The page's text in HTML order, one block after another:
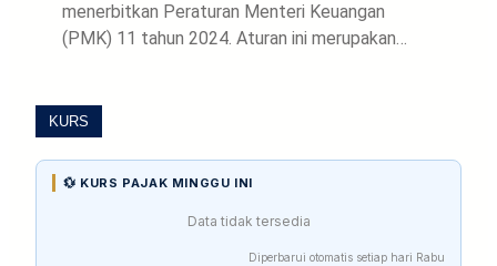
menerbitkan Peraturan Menteri Keuangan
(PMK) 11 tahun 2024. Aturan ini merupakan…
KURS
💱 KURS PAJAK MINGGU INI
Data tidak tersedia
Diperbarui otomatis setiap hari Rabu